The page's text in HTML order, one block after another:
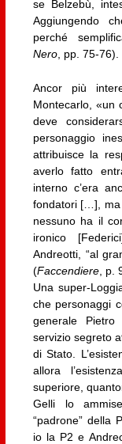
se Belzebù,
Aggiungendo
perché
Nero, pp. 75-76).
Ancor più
Montecarlo, «un
deve
personaggio
attribuisce la
averlo fatto
interno c’era
fondatori […], ma
nessuno ha il
ironico
Andreotti, “al
(Faccendiere, p.
Una super-
che personaggi
generale Pietro
servizio segreto
di Stato.
allora
superiore,
Gelli lo
“padrone” della
io la P2 e